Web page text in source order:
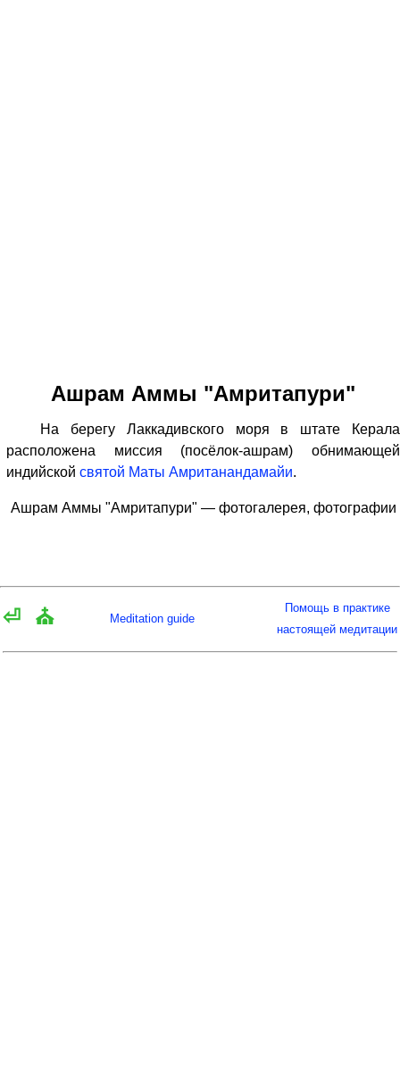
Ашрам Аммы "Амритапури"
На берегу Лаккадивского моря в штате Керала
расположена миссия (посёлок-ашрам) обнимающей
индийской святой Маты Амританандамайи.
Ашрам Аммы "Амритапури" — фотогалерея, фотографии
⏎ ⛪ Meditation guide
Помощь в практике
настоящей медитации